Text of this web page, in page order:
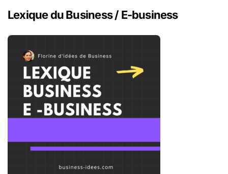
r
c
Lexique du Business / E-business